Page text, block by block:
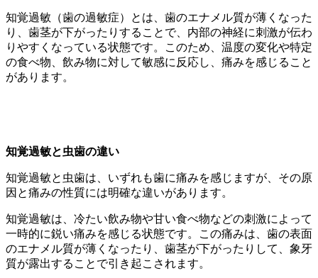
知覚過敏（歯の過敏症）とは、歯のエナメル質が薄くなった
り、歯茎が下がったりすることで、内部の神経に刺激が伝わ
りやすくなっている状態です。このため、温度の変化や特定
の食べ物、飲み物に対して敏感に反応し、痛みを感じること
があります。
知覚過敏と虫歯の違い
知覚過敏と虫歯は、いずれも歯に痛みを感じますが、その原
因と痛みの性質には明確な違いがあります。
知覚過敏は、冷たい飲み物や甘い食べ物などの刺激によって
一時的に鋭い痛みを感じる状態です。この痛みは、歯の表面
のエナメル質が薄くなったり、歯茎が下がったりして、象牙
質が露出することで引き起こされます。